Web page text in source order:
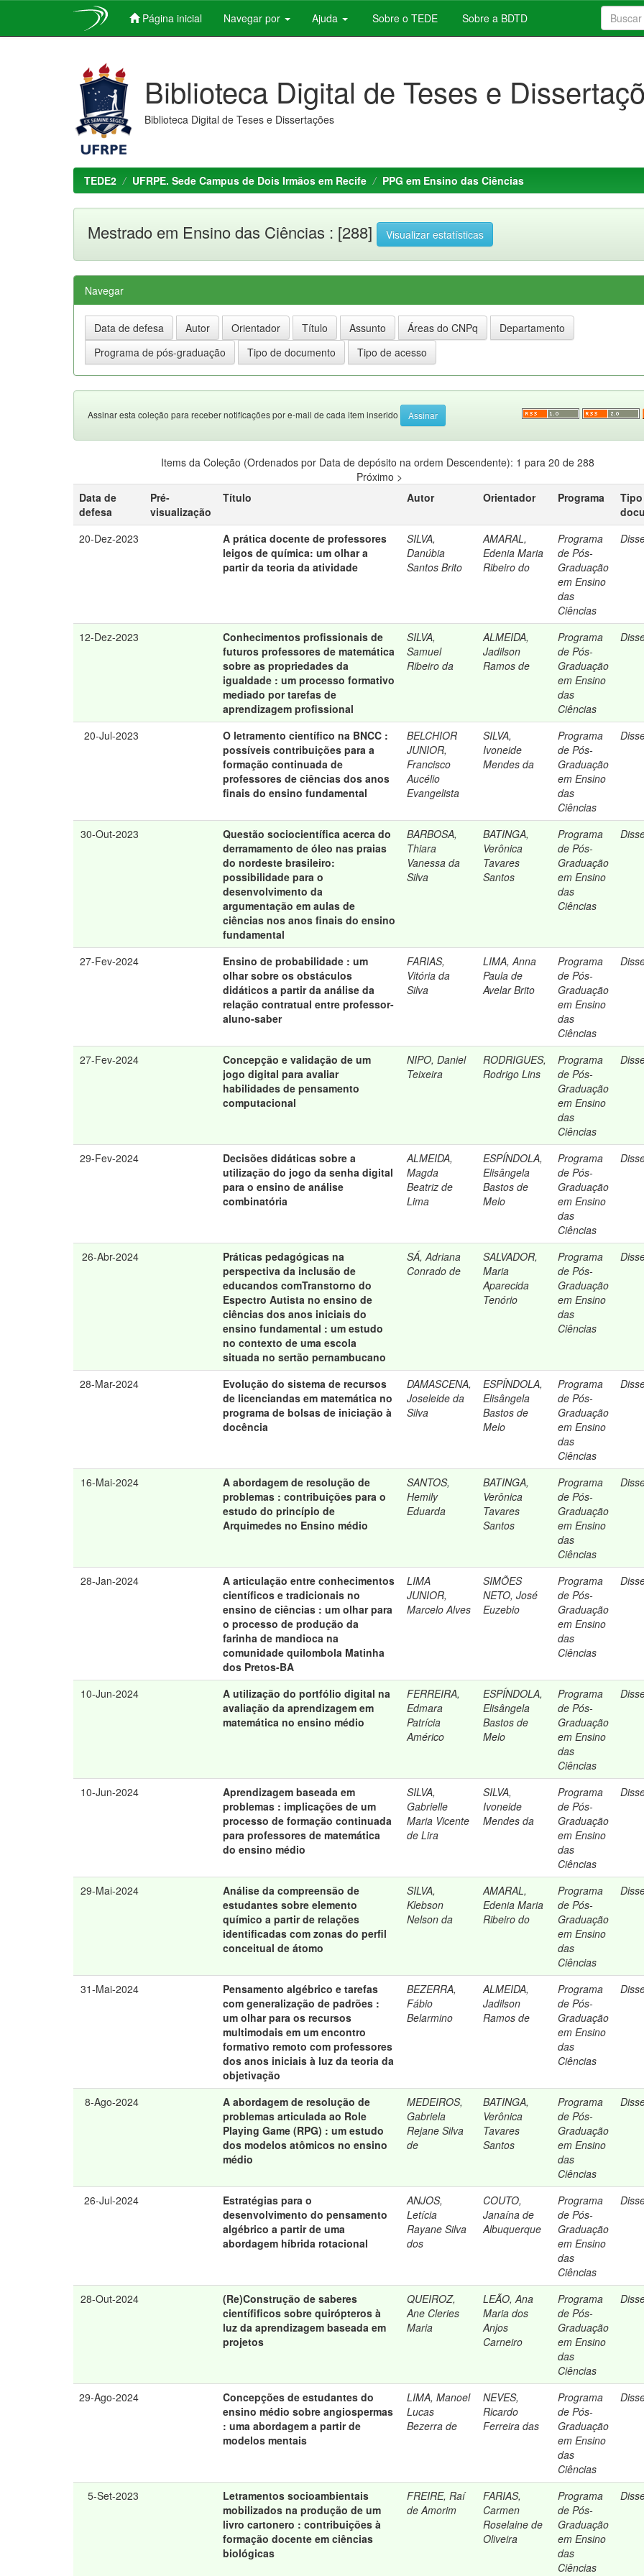
Página inicial Navegar por Ajuda Sobre o TEDE Sobre a BDTD
Biblioteca Digital de Teses e
Biblioteca Digital de Teses e Dissertações
TEDE2 UFRPE. Sede Campus de Dois Irmãos em Recife PPG em Ensino das Ciências
Mestrado em Ensino das Ciências : [288] Visualizar estatísticas
Navegar
Assinar esta coleção para receber notificações por e-mail de cada item inserido
Items da Coleção (Ordenados por Data de depósito na ordem Descendente): 1 para 20 de 288
Próximo >
Data de
defesa
Pré-
visualização
Título Autor Orientador Programa
20-Dez-2023
A prática docente de professores
leigos de química: um olhar a
partir da teoria da atividade
SILVA,
Danúbia
Santos Brito
AMARAL,
Edenia Maria
Ribeiro do
Programa
de Pós-
Graduação
em Ensino
das
Ciências
12-Dez-2023
Conhecimentos profissionais de
futuros professores de matemática
sobre as propriedades da
igualdade : um processo formativo
mediado por tarefas de
aprendizagem profissional
SILVA,
Samuel
Ribeiro da
ALMEIDA,
Jadilson
Ramos de
Programa
de Pós-
Graduação
em Ensino
das
Ciências
20-Jul-2023
O letramento científico na BNCC :
possíveis contribuições para a
formação continuada de
professores de ciências dos anos
finais do ensino fundamental
BELCHIOR
JUNIOR,
Francisco
Aucélio
Evangelista
SILVA,
Ivoneide
Mendes da
Programa
de Pós-
Graduação
em Ensino
das
Ciências
30-Out-2023
Questão sociocientífica acerca do
derramamento de óleo nas praias
do nordeste brasileiro:
possibilidade para o
desenvolvimento da
argumentação em aulas de
ciências nos anos finais do ensino
fundamental
BARBOSA,
Thiara
Vanessa da
Silva
BATINGA,
Verônica
Tavares
Santos
Programa
de Pós-
Graduação
em Ensino
das
Ciências
27-Fev-2024
Ensino de probabilidade : um
olhar sobre os obstáculos
didáticos a partir da análise da
relação contratual entre professor-
aluno-saber
FARIAS,
Vitória da
Silva
LIMA, Anna
Paula de
Avelar Brito
Programa
de Pós-
Graduação
em Ensino
das
Ciências
27-Fev-2024
Concepção e validação de um
jogo digital para avaliar
habilidades de pensamento
computacional
NIPO, Daniel
Teixeira
RODRIGUES,
Rodrigo Lins
Programa
de Pós-
Graduação
em Ensino
das
Ciências
29-Fev-2024
Decisões didáticas sobre a
utilização do jogo da senha digital
para o ensino de análise
combinatória
ALMEIDA,
Magda
Beatriz de
Lima
ESPÍNDOLA,
Elisângela
Bastos de
Melo
Programa
de Pós-
Graduação
em Ensino
das
Ciências
26-Abr-2024
Práticas pedagógicas na
perspectiva da inclusão de
educandos comTranstorno do
Espectro Autista no ensino de
ciências dos anos iniciais do
ensino fundamental : um estudo
no contexto de uma escola
situada no sertão pernambucano
SÁ, Adriana
Conrado de
SALVADOR,
Maria
Aparecida
Tenório
Programa
de Pós-
Graduação
em Ensino
das
Ciências
28-Mar-2024
Evolução do sistema de recursos
de licenciandas em matemática no
programa de bolsas de iniciação à
docência
DAMASCENA,
Joseleide da
Silva
ESPÍNDOLA,
Elisângela
Bastos de
Melo
Programa
de Pós-
Graduação
em Ensino
das
Ciências
16-Mai-2024
A abordagem de resolução de
problemas : contribuições para o
estudo do princípio de
Arquimedes no Ensino médio
SANTOS,
Hemily
Eduarda
BATINGA,
Verônica
Tavares
Santos
Programa
de Pós-
Graduação
em Ensino
das
Ciências
28-Jan-2024
A articulação entre conhecimentos
científicos e tradicionais no
ensino de ciências : um olhar para
o processo de produção da
farinha de mandioca na
comunidade quilombola Matinha
dos Pretos-BA
LIMA
JUNIOR,
Marcelo Alves
SIMÕES
NETO, José
Euzebio
Programa
de Pós-
Graduação
em Ensino
das
Ciências
10-Jun-2024
A utilização do portfólio digital na
avaliação da aprendizagem em
matemática no ensino médio
FERREIRA,
Edmara
Patrícia
Américo
ESPÍNDOLA,
Elisângela
Bastos de
Melo
Programa
de Pós-
Graduação
em Ensino
das
Ciências
10-Jun-2024
Aprendizagem baseada em
problemas : implicações de um
processo de formação continuada
para professores de matemática
do ensino médio
SILVA,
Gabrielle
Maria Vicente
de Lira
SILVA,
Ivoneide
Mendes da
Programa
de Pós-
Graduação
em Ensino
das
Ciências
29-Mai-2024
Análise da compreensão de
estudantes sobre elemento
químico a partir de relações
identificadas com zonas do perfil
conceitual de átomo
SILVA,
Klebson
Nelson da
AMARAL,
Edenia Maria
Ribeiro do
Programa
de Pós-
Graduação
em Ensino
das
Ciências
31-Mai-2024
Pensamento algébrico e tarefas
com generalização de padrões :
um olhar para os recursos
multimodais em um encontro
formativo remoto com professores
dos anos iniciais à luz da teoria da
objetivação
BEZERRA,
Fábio
Belarmino
ALMEIDA,
Jadilson
Ramos de
Programa
de Pós-
Graduação
em Ensino
das
Ciências
8-Ago-2024
A abordagem de resolução de
problemas articulada ao Role
Playing Game (RPG) : um estudo
dos modelos atômicos no ensino
médio
MEDEIROS,
Gabriela
Rejane Silva
de
BATINGA,
Verônica
Tavares
Santos
Programa
de Pós-
Graduação
em Ensino
das
Ciências
26-Jul-2024
Estratégias para o
desenvolvimento do pensamento
algébrico a partir de uma
abordagem híbrida rotacional
ANJOS,
Letícia
Rayane Silva
dos
COUTO,
Janaína de
Albuquerque
Programa
de Pós-
Graduação
em Ensino
das
Ciências
28-Out-2024
(Re)Construção de saberes
científificos sobre quirópteros à
luz da aprendizagem baseada em
projetos
QUEIROZ,
Ane Cleries
Maria
LEÃO, Ana
Maria dos
Anjos
Carneiro
Programa
de Pós-
Graduação
em Ensino
das
Ciências
29-Ago-2024
Concepções de estudantes do
ensino médio sobre angiospermas
: uma abordagem a partir de
modelos mentais
LIMA, Manoel
Lucas
Bezerra de
NEVES,
Ricardo
Ferreira das
Programa
de Pós-
Graduação
em Ensino
das
Ciências
5-Set-2023
Letramentos socioambientais
mobilizados na produção de um
livro cartonero : contribuições à
formação docente em ciências
biológicas
FREIRE, Raí
de Amorim
FARIAS,
Carmen
Roselaine de
Oliveira
Programa
de Pós-
Graduação
em Ensino
das
Ciências